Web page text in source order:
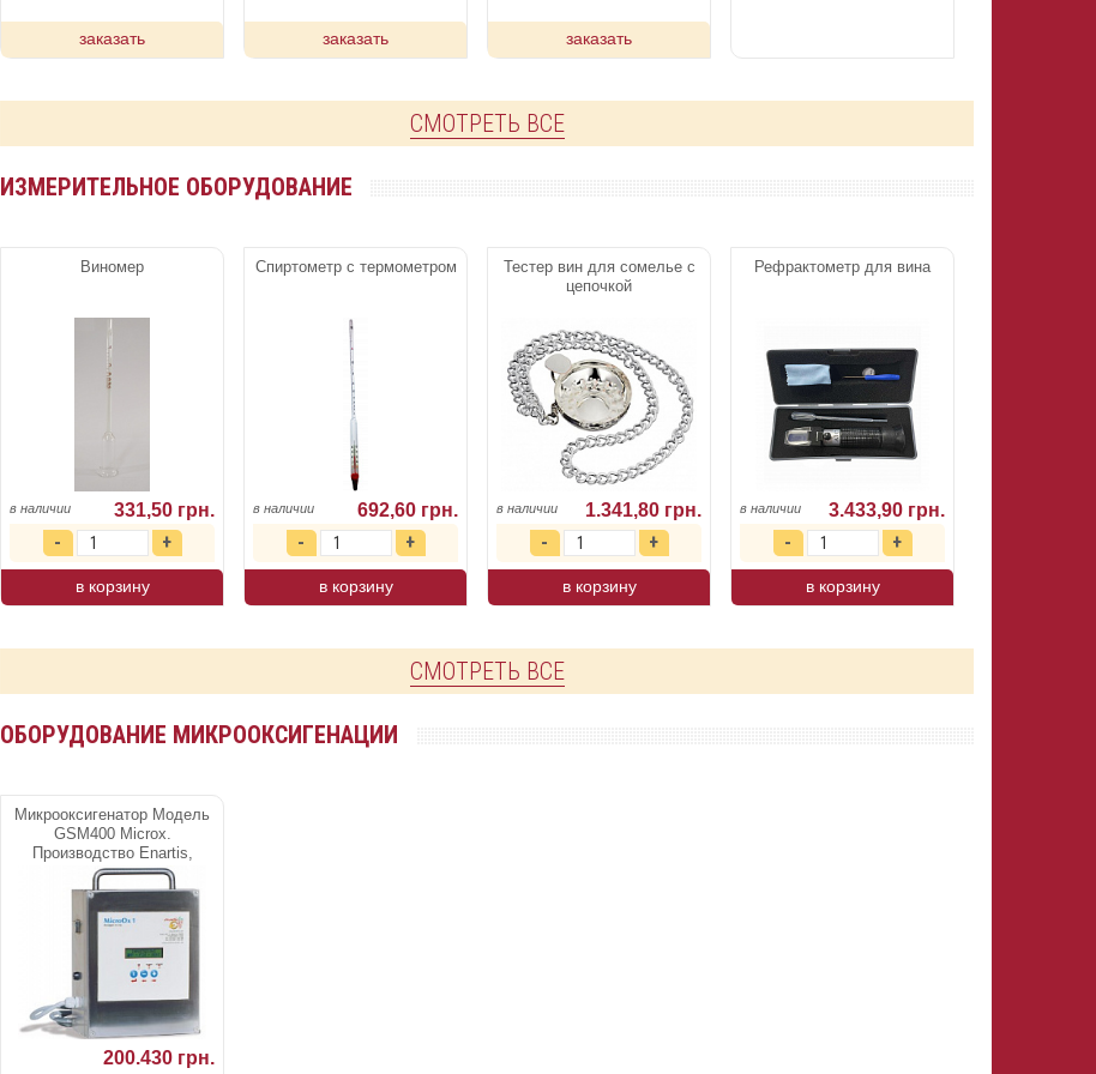
заказать заказать заказать
СМОТРЕТЬ ВСЕ
ИЗМЕРИТЕЛЬНОЕ ОБОРУДОВАНИЕ
Виномер
в наличии 331,50 грн.
в корзину
Спиртометр с термометром
в наличии 692,60 грн.
в корзину
Тестер вин для сомелье с
цепочкой
в наличии 1.341,80 грн.
в корзину
Рефрактометр для вина
в наличии 3.433,90 грн.
в корзину
СМОТРЕТЬ ВСЕ
ОБОРУДОВАНИЕ МИКРООКСИГЕНАЦИИ
Микрооксигенатор Модель
GSM400 Microx.
Производство Enartis,
Италия
200.430 грн.